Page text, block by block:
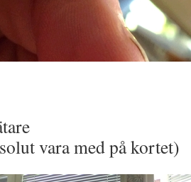
vara med på kortet)